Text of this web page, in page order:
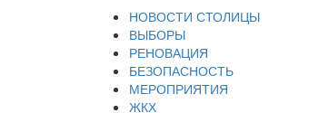
НОВОСТИ СТОЛИЦЫ
ВЫБОРЫ
РЕНОВАЦИЯ
БЕЗОПАСНОСТЬ
МЕРОПРИЯТИЯ
ЖКХ